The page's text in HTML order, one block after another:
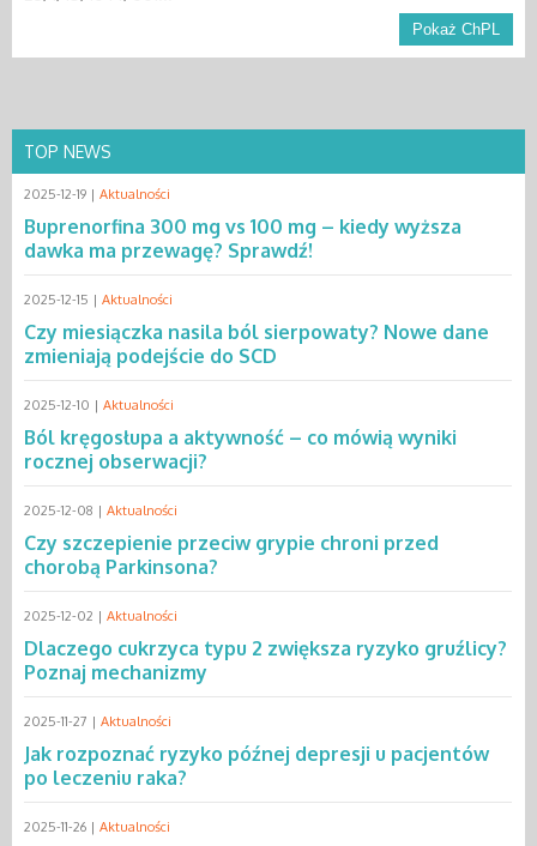
Pokaż ChPL
TOP NEWS
2025-12-19 | Aktualności
Buprenorfina 300 mg vs 100 mg – kiedy wyższa
dawka ma przewagę? Sprawdź!
2025-12-15 | Aktualności
Czy miesiączka nasila ból sierpowaty? Nowe dane
zmieniają podejście do SCD
2025-12-10 | Aktualności
Ból kręgosłupa a aktywność – co mówią wyniki
rocznej obserwacji?
2025-12-08 | Aktualności
Czy szczepienie przeciw grypie chroni przed
chorobą Parkinsona?
2025-12-02 | Aktualności
Dlaczego cukrzyca typu 2 zwiększa ryzyko gruźlicy?
Poznaj mechanizmy
2025-11-27 | Aktualności
Jak rozpoznać ryzyko późnej depresji u pacjentów
po leczeniu raka?
2025-11-26 | Aktualności